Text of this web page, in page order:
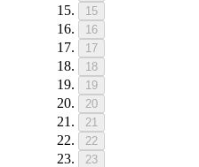
15
16
17
18
19
20
21
22
23